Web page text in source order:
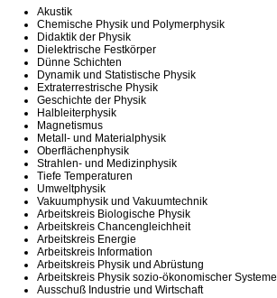
Akustik
Chemische Physik und Polymerphysik
Didaktik der Physik
Dielektrische Festkörper
Dünne Schichten
Dynamik und Statistische Physik
Extraterrestrische Physik
Geschichte der Physik
Halbleiterphysik
Magnetismus
Metall- und Materialphysik
Oberflächenphysik
Strahlen- und Medizinphysik
Tiefe Temperaturen
Umweltphysik
Vakuumphysik und Vakuumtechnik
Arbeitskreis Biologische Physik
Arbeitskreis Chancengleichheit
Arbeitskreis Energie
Arbeitskreis Information
Arbeitskreis Physik und Abrüstung
Arbeitskreis Physik sozio-ökonomischer Systeme
Ausschuß Industrie und Wirtschaft